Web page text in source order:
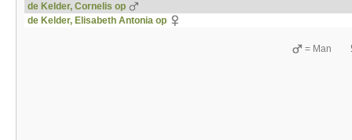
de Kelder, Cornelis op
de Kelder, Elisabeth Antonia op
= Man